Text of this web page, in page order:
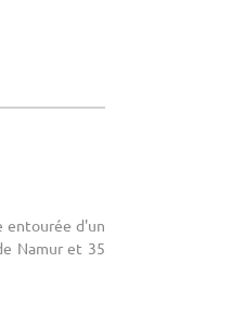
entourée d'un
Namur et 35